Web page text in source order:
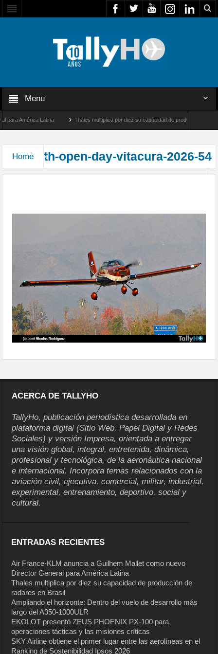
Menu
América Latina Thales multiplica por diez su capacidad de producción de
Home th-open-day-vitacura-2026-54
ACERCA DE TALLYHO
TallyHo, publicación periodística desarrollada en
plataforma digital (Sitio Web, Papel Digital y Redes
Sociales) y versión Impresa, orientada a entregar
una visión global, integral, entretenida, dinámica,
profesional y tecnológica, de la aeronáutica nacional
e internacional. Incorpora temas relacionados con la
aviación civil, ejecutiva, comercial, militar, industrial,
experimental, entrenamiento, deportivo, social y
cultural.
ENTRADAS RECIENTES
Air France-KLM anuncia a Guilhem Mallet como nuevo
Director General para América Latina
Thales multiplica por diez su capacidad de producción de
radares en Brasil
Ampliando el horizonte: Dentro del vuelo de desarrollo más
largo del A350-1000ULR
EKOLOT presentó ZEUS PHOENIX PX-100 para
operaciones tácticas y las misiones críticas
SKY Airline obtiene el primer lugar entre las aerolíneas en el
Ranking de Sostenibilidad Ipsos 2026